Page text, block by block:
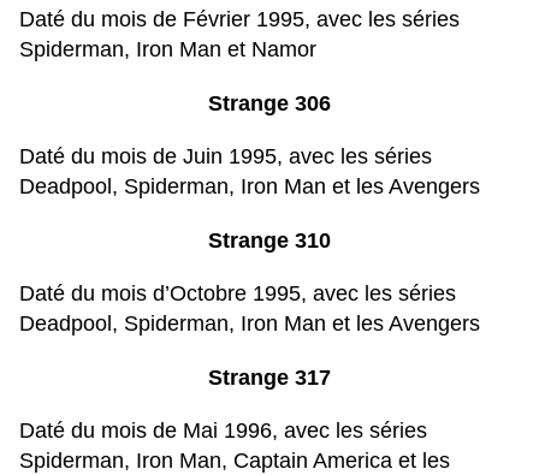
Daté du mois de Février 1995, avec les séries
Spiderman, Iron Man et Namor
Strange 306
Daté du mois de Juin 1995, avec les séries
Deadpool, Spiderman, Iron Man et les Avengers
Strange 310
Daté du mois d’Octobre 1995, avec les séries
Deadpool, Spiderman, Iron Man et les Avengers
Strange 317
Daté du mois de Mai 1996, avec les séries
Spiderman, Iron Man, Captain America et les